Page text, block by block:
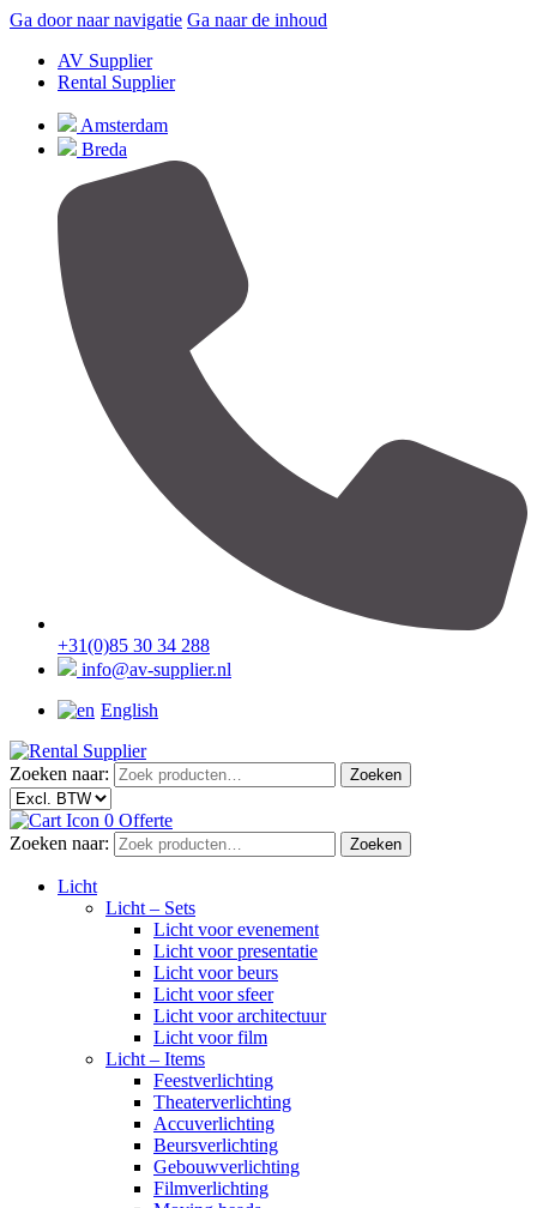
Ga door naar navigatie Ga naar de inhoud
AV Supplier
Rental Supplier
Amsterdam
Breda
+31(0)85 30 34 288
info@av-supplier.nl
English
Zoeken naar: Zoeken
0 Offerte
Zoeken naar:
Zoeken
Licht
Licht – Sets
Licht voor evenement
Licht voor presentatie
Licht voor beurs
Licht voor sfeer
Licht voor architectuur
Licht voor film
Licht – Items
Feestverlichting
Theaterverlichting
Accuverlichting
Beursverlichting
Gebouwverlichting
Filmverlichting